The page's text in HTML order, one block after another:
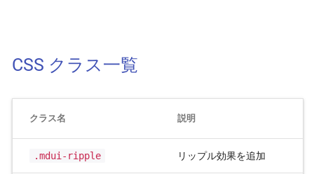
CSS クラス一覧
クラス名 説明
.mdui-ripple リップル効果を追加